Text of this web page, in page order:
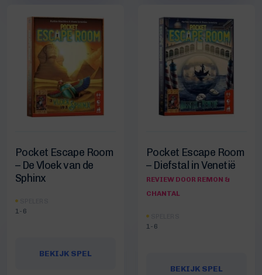
Pocket Escape Room
– De Vloek van de
Sphinx
1-6
BEKIJK SPEL
Pocket Escape Room
– Diefstal in Venetië
REVIEW DOOR REMON &
CHANTAL
1-6
BEKIJK SPEL